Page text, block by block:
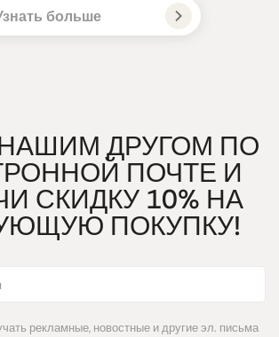
больше
ДРУГОМ ПО
ПОЧТЕ И
СКИДКУ 10% НА
ПОКУПКУ!
рекламные, новостные и другие эл. письма